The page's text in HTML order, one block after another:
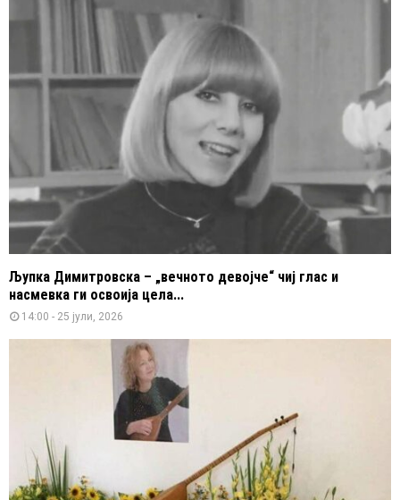
Љупка Димитровска – „вечното девојче“ чиј глас и
насмевка ги освоија цела...
14:00 - 25 јули, 2026